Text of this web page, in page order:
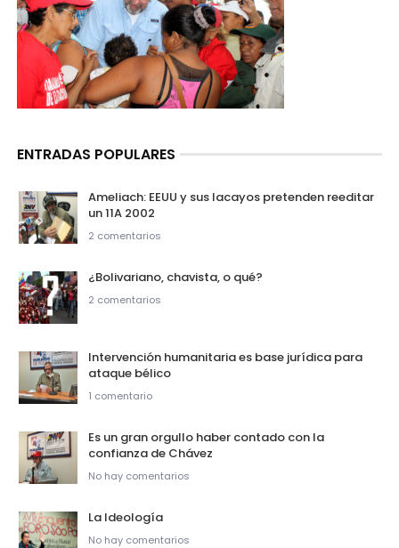
ENTRADAS POPULARES
Ameliach: EEUU y sus lacayos pretenden reeditar
un 11A 2002
2 comentarios
¿Bolivariano, chavista, o qué?
2 comentarios
Intervención humanitaria es base jurídica para
ataque bélico
1 comentario
Es un gran orgullo haber contado con la
confianza de Chávez
No hay comentarios
La Ideología
No hay comentarios